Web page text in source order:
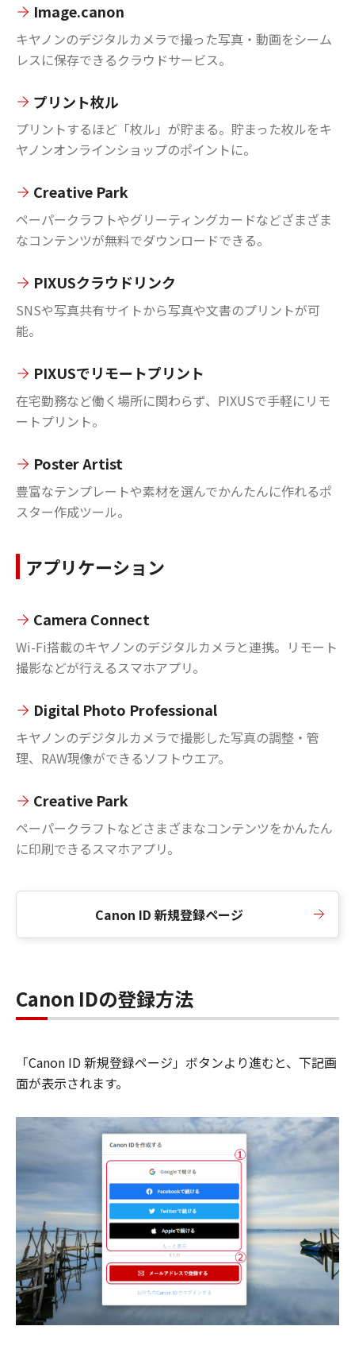
Image.canon
キヤノンのデジタルカメラで撮った写真・動画をシーム
レスに保存できるクラウドサービス。
プリント枚ル
プリントするほど「枚ル」が貯まる。貯まった枚ルをキ
ヤノンオンラインショップのポイントに。
Creative Park
ペーパークラフトやグリーティングカードなどざまざま
なコンテンツが無料でダウンロードできる。
PIXUSクラウドリンク
SNSや写真共有サイトから写真や文書のプリントが可
能。
PIXUSでリモートプリント
在宅勤務など働く場所に関わらず、PIXUSで手軽にリモ
ートプリント。
Poster Artist
豊富なテンプレートや素材を選んでかんたんに作れるポ
スター作成ツール。
アプリケーション
Camera Connect
Wi-Fi搭載のキヤノンのデジタルカメラと連携。リモート
撮影などが行えるスマホアプリ。
Digital Photo Professional
キヤノンのデジタルカメラで撮影した写真の調整・管
理、RAW現像ができるソフトウエア。
Creative Park
ペーパークラフトなどさまざまなコンテンツをかんたん
に印刷できるスマホアプリ。
Canon ID 新規登録ページ
Canon IDの登録方法
「Canon ID 新規登録ページ」ボタンより進むと、下記画
面が表示されます。